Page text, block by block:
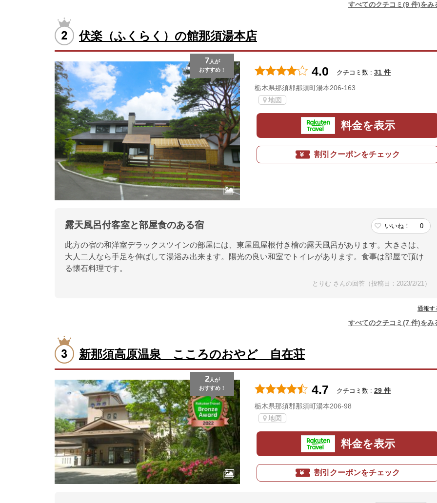
すべてのクチコミ(9 件)をみ
伏楽（ふくらく）の館那須湯本店
7 人が
おすすめ！
4.0 クチコミ数 : 31 件
栃木県那須郡那須町湯本206-163
地図
料金を表示
割引クーポンをチェック
露天風呂付客室と部屋食のある宿 いいね！ 0
此方の宿の和洋室デラックスツインの部屋には、東屋風屋根付き檜の露天風呂があります。大きさは、
大人二人なら手足を伸ばして湯浴み出来ます。陽光の良い和室でトイレがあります。食事は部屋で頂け
る懐石料理です。
とりむ さんの回答（投稿日：2023/2/21）
通報す
すべてのクチコミ(7 件)をみ
新那須高原温泉 こころのおやど 自在荘
2人が
おすすめ！
4.7 クチコミ数 : 29 件
栃木県那須郡那須町湯本206-98
地図
料金を表示
割引クーポンをチェック